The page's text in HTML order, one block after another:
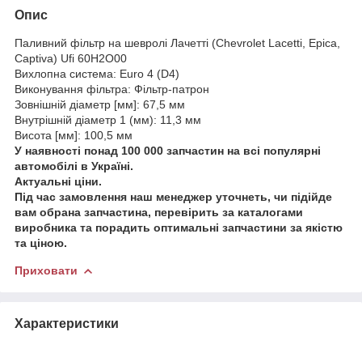
Опис
Паливний фільтр на шевролі Лачетті (Chevrolet Lacetti, Epica,
Captiva) Ufi 60H2O00
Вихлопна система: Euro 4 (D4)
Виконування фільтра: Фільтр-патрон
Зовнішній діаметр [мм]: 67,5 мм
Внутрішній діаметр 1 (мм): 11,3 мм
Висота [мм]: 100,5 мм
У наявності понад 100 000 запчастин на всі популярні
автомобілі в Україні.
Актуальні ціни.
Під час замовлення наш менеджер уточнеть, чи підійде
вам обрана запчастина, перевірить за каталогами
виробника та порадить оптимальні запчастини за якістю
та ціною.
Приховати
Характеристики